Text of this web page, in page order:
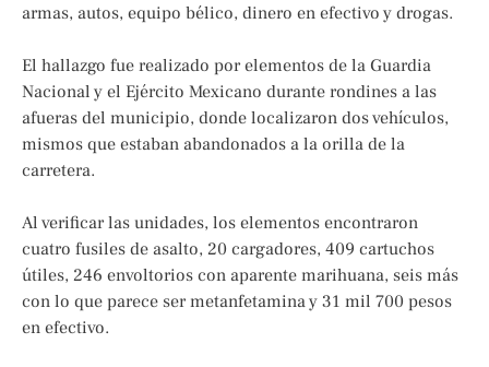
armas, autos, equipo bélico, dinero en efectivo y drogas.
El hallazgo fue realizado por elementos de la Guardia
Nacional y el Ejército Mexicano durante rondines a las
afueras del municipio, donde localizaron dos vehículos,
mismos que estaban abandonados a la orilla de la
carretera.
Al verificar las unidades, los elementos encontraron
cuatro fusiles de asalto, 20 cargadores, 409 cartuchos
útiles, 246 envoltorios con aparente marihuana, seis más
con lo que parece ser metanfetamina y 31 mil 700 pesos
en efectivo.